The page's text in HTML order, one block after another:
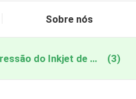
Sobre nós
China Máquina de impressão do Inkjet de Digitas (3)